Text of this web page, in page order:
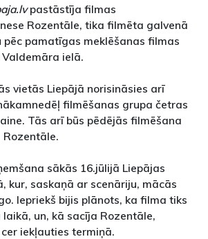
pastāstīja filmas
Rozentāle, tika filmēta galvenā
pēc pamatīgas meklēšanas filmas
ielā.
vietās Liepājā norisināsies arī
filmēšanas grupa četras
Tās arī būs pēdējās filmēšana
sākās 16.jūlijā Liepājas
kur, saskaņā ar scenāriju, mācās
Iepriekš bijis plānots, ka filma tiks
un, kā sacīja Rozentāle,
iekļauties termiņā.